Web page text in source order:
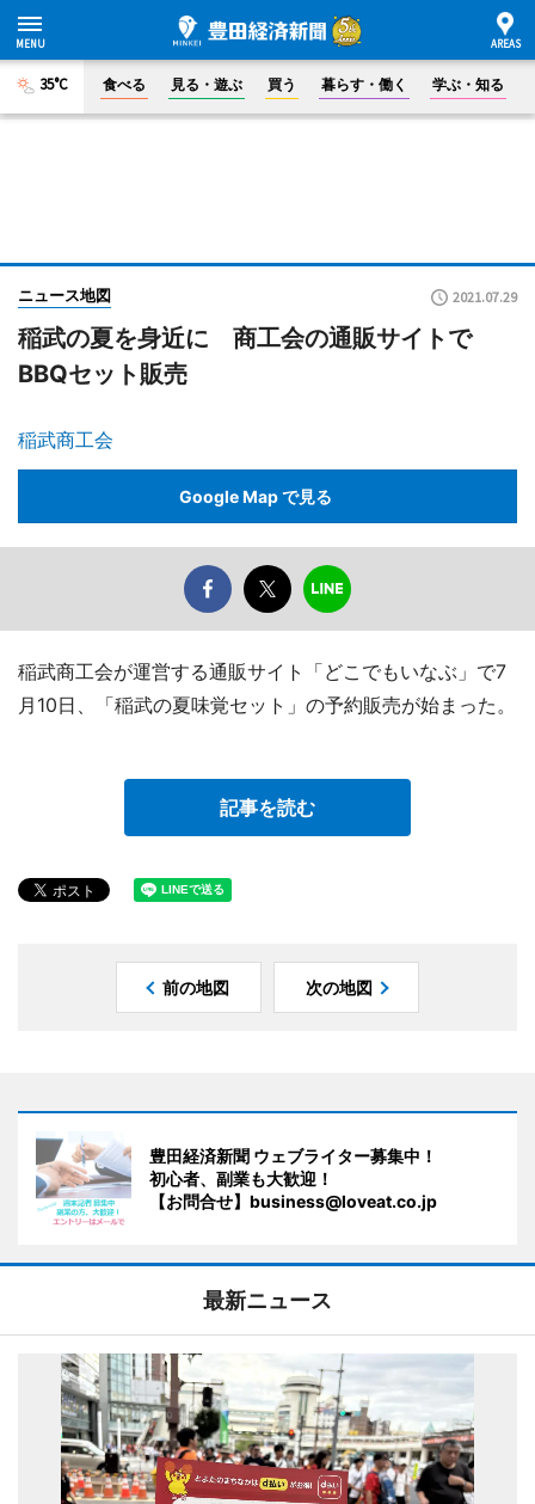
35°C 食べる 見る・遊ぶ 買う 暮らす・働く 学ぶ・知る
ニュース地図 2021.07.29
稲武の夏を身近に 商工会の通販サイトで
BBQセット販売
稲武商工会
Google Map で見る
稲武商工会が運営する通販サイト「どこでもいなぶ」で7
月10日、「稲武の夏味覚セット」の予約販売が始まった。
記事を読む
前の地図 次の地図
豊田経済新聞 ウェブライター募集中！
初心者、副業も大歓迎！
【お問合せ】business@loveat.co.jp
最新ニュース